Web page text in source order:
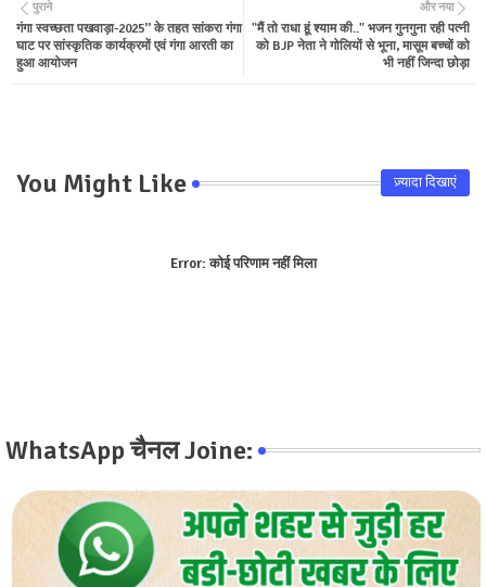
ter tsa
और नया
"मैं तो राधा हूं श्याम की.." भजन गुनगुना रही पत्नी
को BJP नेता ने गोलियों से भूना, मासूम बच्चों को
भी नहीं जिन्दा छोड़ा
पुराने
गंगा स्वच्छता पखवाड़ा-2025’’ के तहत सांकरा गंगा
घाट पर सांस्कृतिक कार्यक्रमों एवं गंगा आरती का
हुआ आयोजन
You Might Like ज़्यादा दिखाएं
Error:कोई परिणाम नहीं मिला
WhatsApp चैनल Joine: